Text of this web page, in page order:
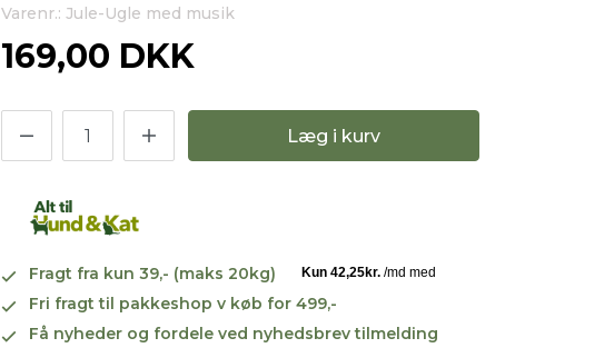
Varenr.: Jule-Ugle med musik
169,00 DKK
Læg i kurv
Fragt fra kun 39,- (maks 20kg)
Fri fragt til pakkeshop v køb for 499,-
Få nyheder og fordele ved nyhedsbrev tilmelding